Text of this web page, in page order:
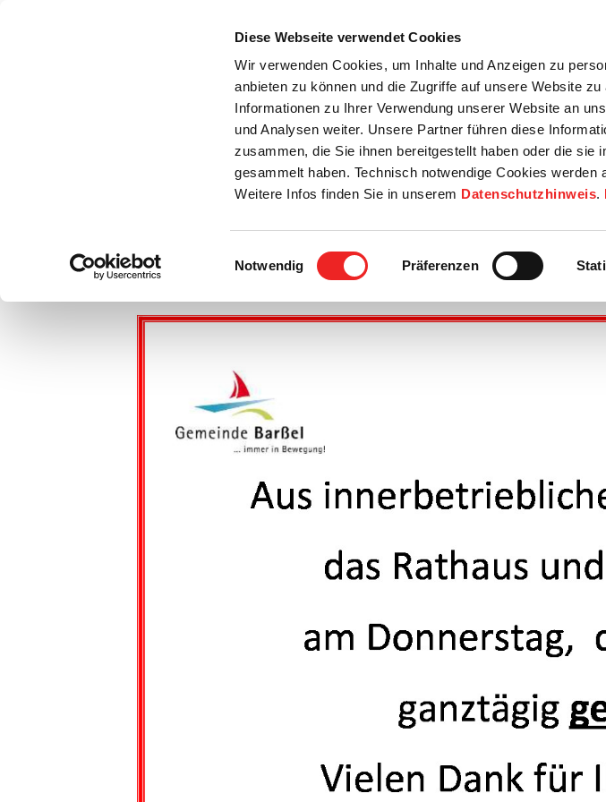
Diese Webseite verwendet Cookies
Wir verwenden Cookies, um Inhalte und Anzeigen zu
anbieten zu können und die Zugriffe auf unsere Website
Informationen zu Ihrer Verwendung unserer Website an
und Analysen weiter. Unsere Partner führen diese
zusammen, die Sie ihnen bereitgestellt haben oder die sie
gesammelt haben. Technisch notwendige Cookies
Weitere Infos finden Sie in unserem Datenschutzhinweis.
Einwilligungsauswahl
Notwendig Präferenzen
Startseite
Bürgerservice Rats- / Bürgerinfo Wirtschaft / Wohnen
Rathaus und Hafen-Bad geschlossen!
grösseres